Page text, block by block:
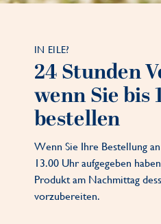
IN EILE?
24 Stunden
wenn Sie bis
bestellen
Wenn Sie Ihre Bestellung
13.00 Uhr aufgegeben
Produkt am Nachmittag
vorzubereiten.